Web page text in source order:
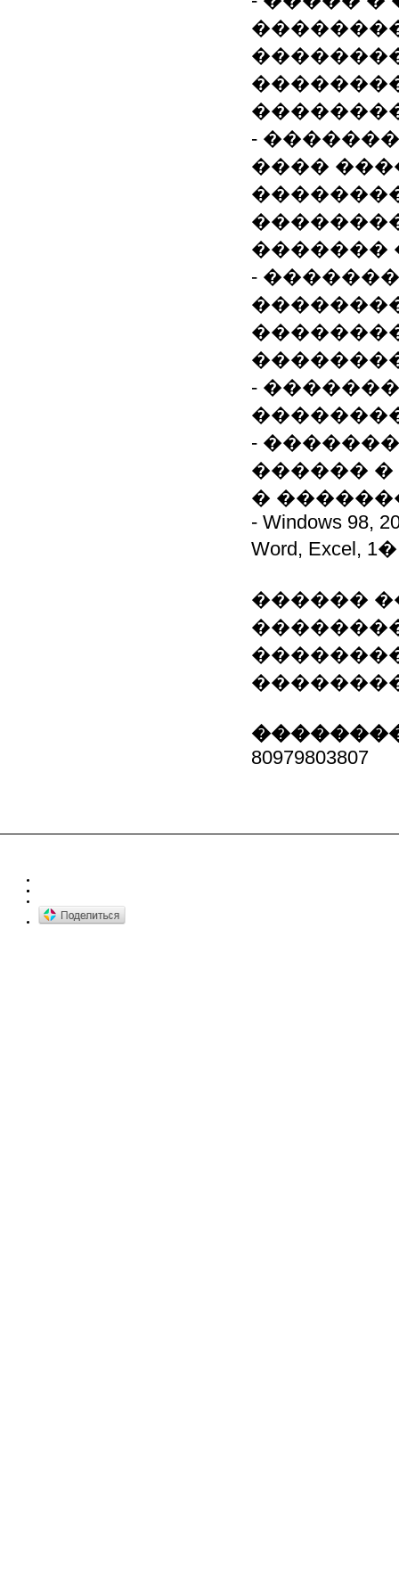
-
����
�������
-
-
-
������
�
- Windows 98,
Word, Excel,
������
80979803807